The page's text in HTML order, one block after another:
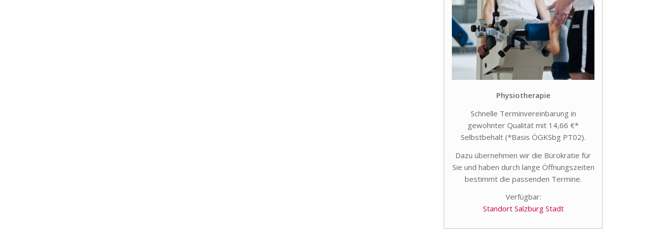
Physiotherapie
Schnelle Terminvereinbarung in
gewohnter Qualität mit 14,66 €*
Selbstbehalt (*Basis ÖGKSbg PT02).
Dazu übernehmen wir die Bürokratie für
Sie und haben durch lange Öffnungszeiten
bestimmt die passenden Termine.
Verfügbar:
Standort Salzburg Stadt